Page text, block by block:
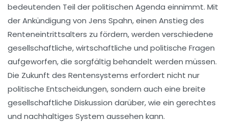
bedeutenden Teil der politischen Agenda einnimmt. Mit
der Ankündigung von Jens Spahn, einen Anstieg des
Renteneintrittsalters zu fördern, werden verschiedene
gesellschaftliche, wirtschaftliche und politische Fragen
aufgeworfen, die sorgfältig behandelt werden müssen.
Die Zukunft des Rentensystems erfordert nicht nur
politische Entscheidungen, sondern auch eine breite
gesellschaftliche Diskussion darüber, wie ein gerechtes
und nachhaltiges System aussehen kann.